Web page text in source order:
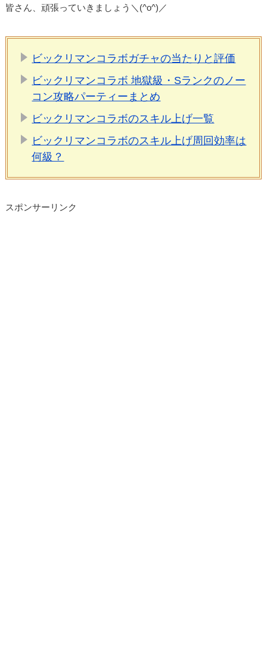
皆さん、頑張っていきましょう＼(^o^)／
ビックリマンコラボガチャの当たりと評価
ビックリマンコラボ 地獄級・Sランクのノー
コン攻略パーティーまとめ
ビックリマンコラボのスキル上げ一覧
ビックリマンコラボのスキル上げ周回効率は
何級？
スポンサーリンク